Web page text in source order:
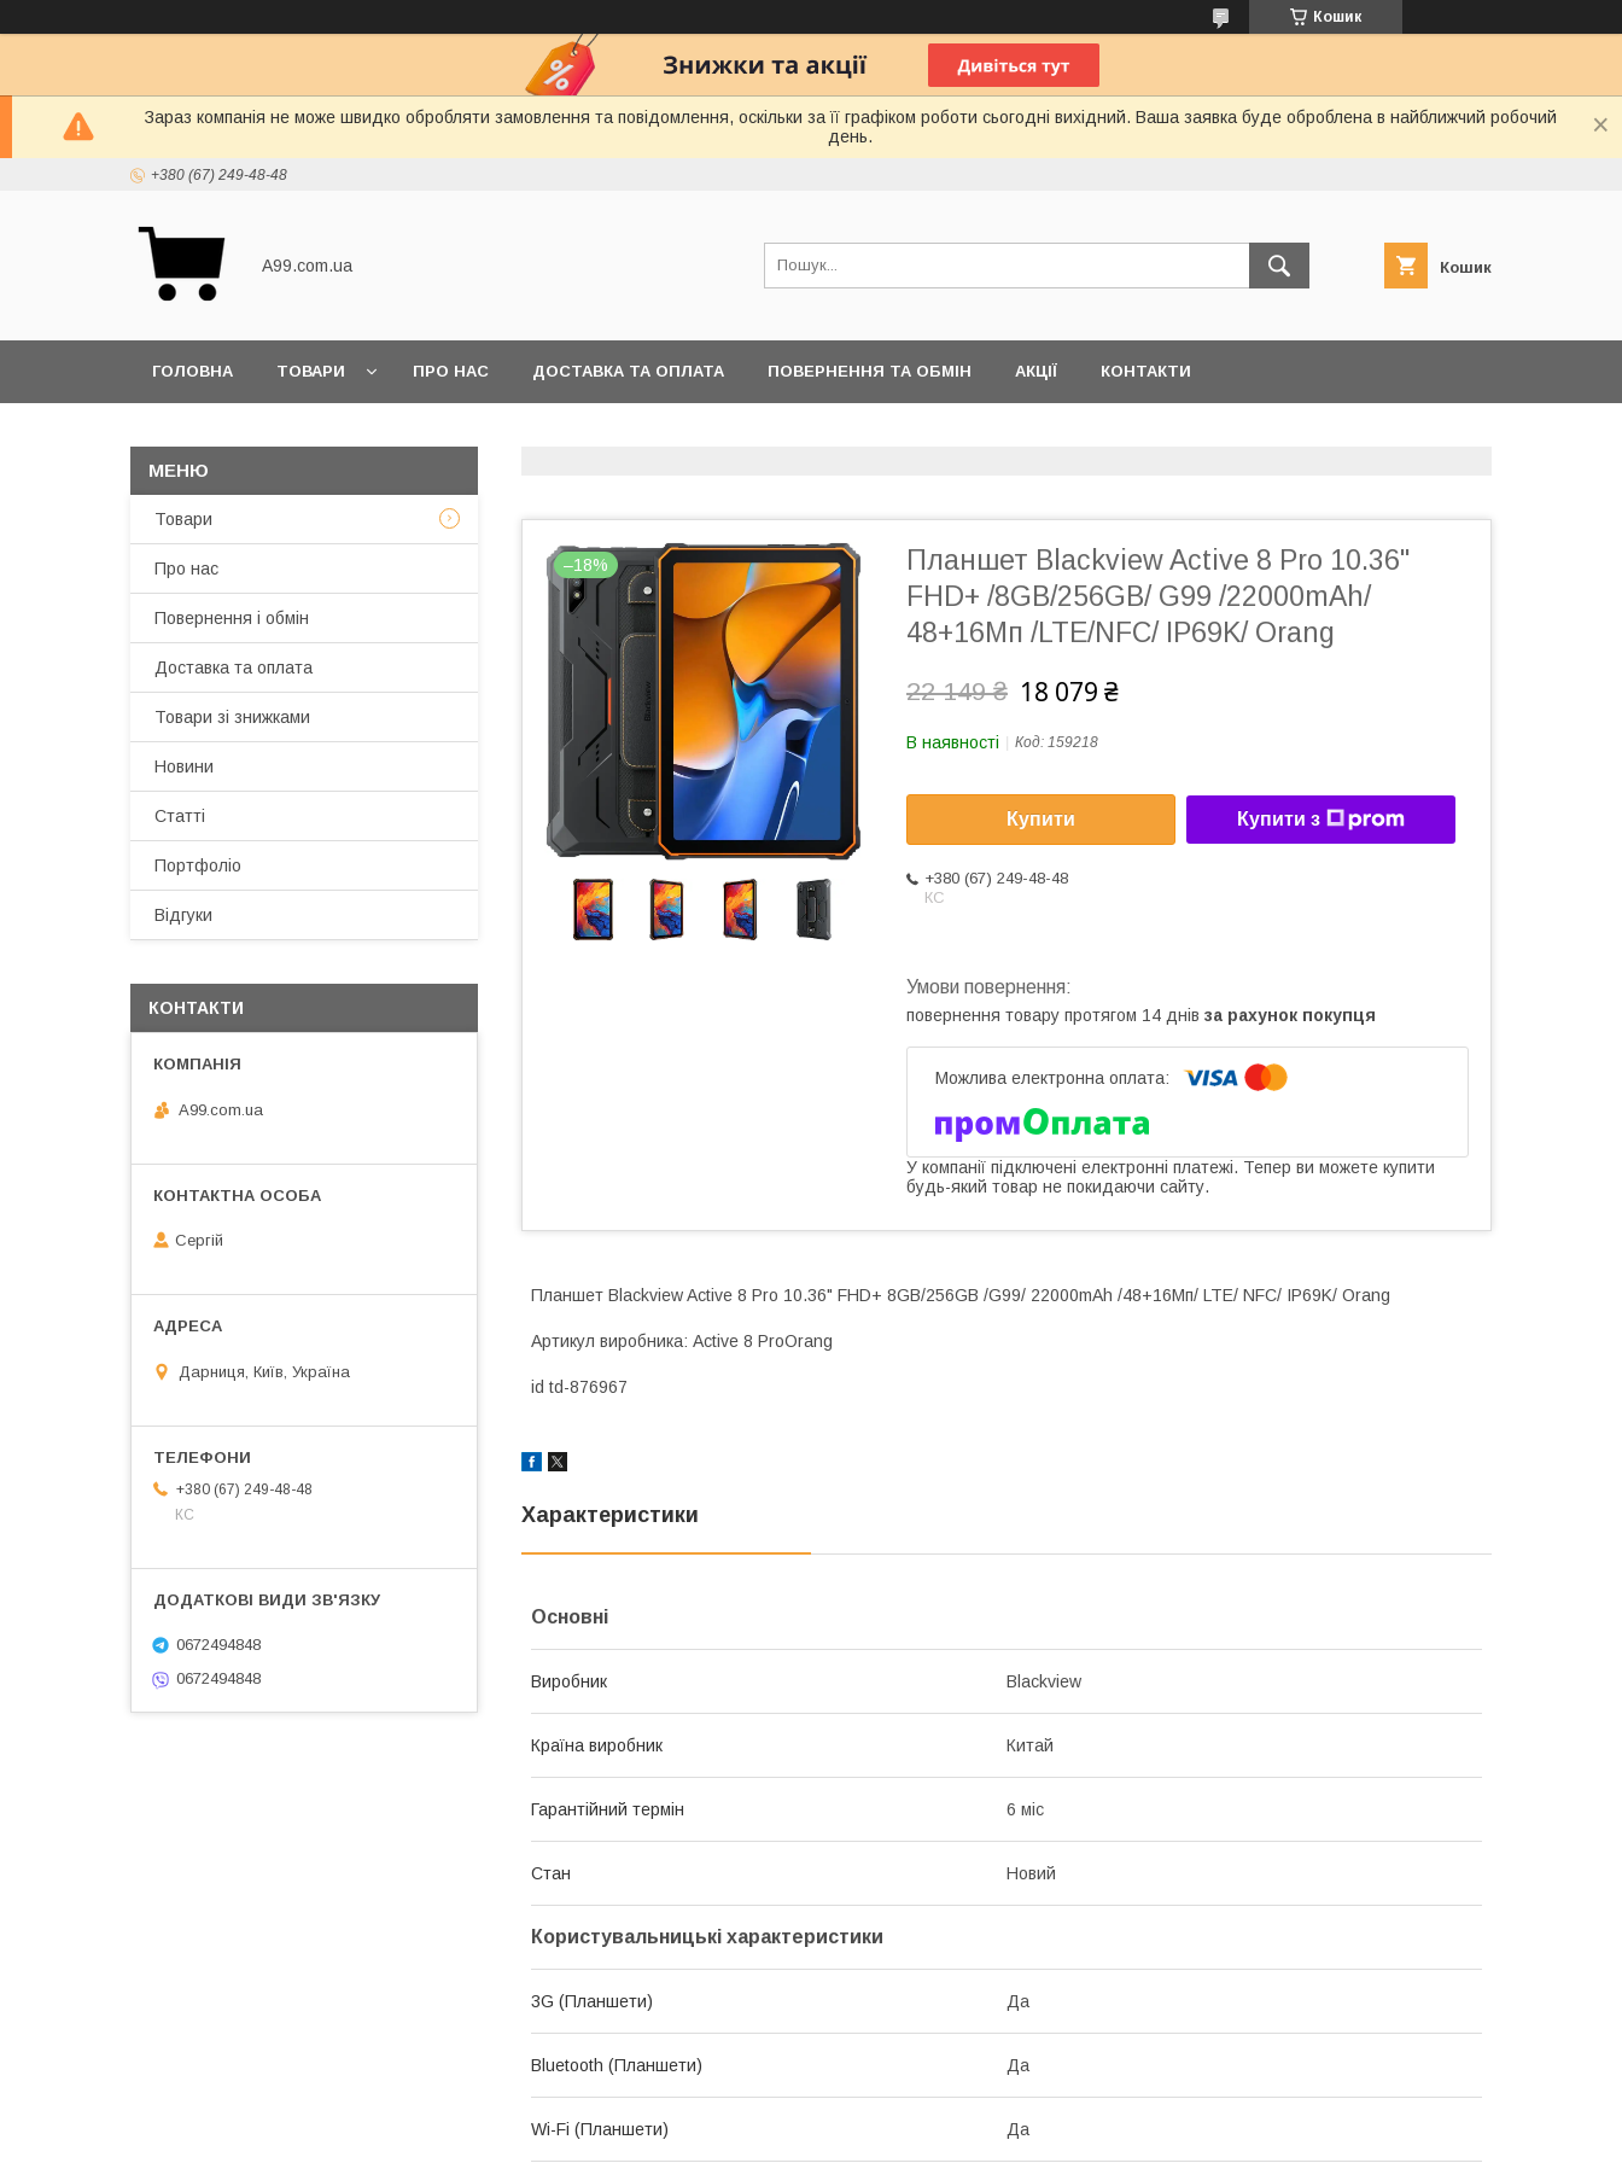
Кошик
Зараз компанія не може швидко обробляти замовлення та повідомлення, оскільки за її графіком роботи сьогодні вихідний. Ваша заявка буде оброблена в найближчий робочий
день.
+380 (67) 249-48-48
A99.com.ua Кошик
ГОЛОВНА ТОВАРИ ПРО НАС ДОСТАВКА ТА ОПЛАТА ПОВЕРНЕННЯ ТА ОБМІН АКЦІЇ КОНТАКТИ
–18%
Планшет Blackview Active 8 Pro 10.36"
FHD+ /8GB/256GB/ G99 /22000mAh/
48+16Мп /LTE/NFC/ IP69K/ Orang
22 149 ₴ 18 079 ₴
В наявності Код: 159218
Купити Купити з
+380 (67) 249-48-48
КС
повернення товару протягом 14 днів за рахунок покупця
У компанії підключені електронні платежі. Тепер ви можете купити
будь-який товар не покидаючи сайту.
Планшет Blackview Active 8 Pro 10.36" FHD+ 8GB/256GB /G99/ 22000mAh /48+16Мп/ LTE/ NFC/ IP69K/ Orang
Артикул виробника: Active 8 ProOrang
id td-876967
Характеристики
Основні
Виробник Blackview
Країна виробник Китай
Гарантійний термін 6 міс
Стан Новий
Користувальницькі характеристики
3G (Планшети) Да
Bluetooth (Планшети) Да
Wi-Fi (Планшети) Да
Товари
Про нас
Повернення і обмін
Доставка та оплата
Товари зі знижками
Новини
Статті
Портфоліо
Відгуки
КОНТАКТИ
A99.com.ua
Сергій
Дарниця, Київ, Україна
+380 (67) 249-48-48
КС
0672494848
0672494848